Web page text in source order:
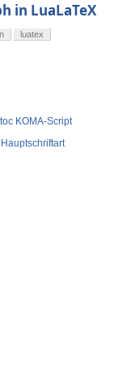
in LuaLaTeX
luatex
KOMA-Script